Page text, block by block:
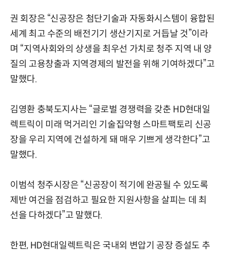
권 회장은 “신공장은 첨단기술과 자동화시스템이 융합된
세계 최고 수준의 배전기기 생산기지로 거듭날 것”이라
며 “지역사회와의 상생을 최우선 가치로 청주 지역 내 양
질의 고용창출과 지역경제의 발전을 위해 기여하겠다”고
말했다.
김영환 충북도지사는 “글로벌 경쟁력을 갖춘 HD현대일
렉트릭이 미래 먹거리인 기술집약형 스마트팩토리 신공
장을 우리 지역에 건설하게 돼 매우 기쁘게 생각한다”고
말했다.
이범석 청주시장은 “신공장이 적기에 완공될 수 있도록
제반 여건을 점검하고 필요한 지원사항을 살피는 데 최
선을 다하겠다”고 말했다.
한편, HD현대일렉트릭은 국내외 변압기 공장 증설도 추